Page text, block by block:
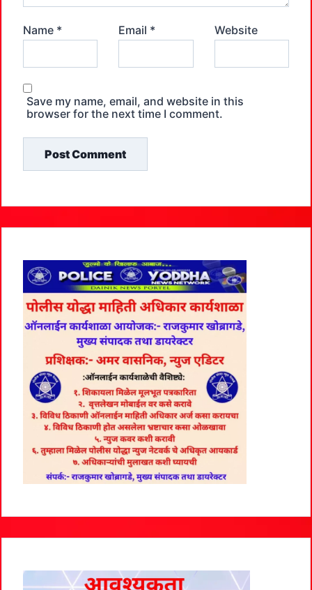
Name * Email * Website
Save my name, email, and website in this
browser for the next time I comment.